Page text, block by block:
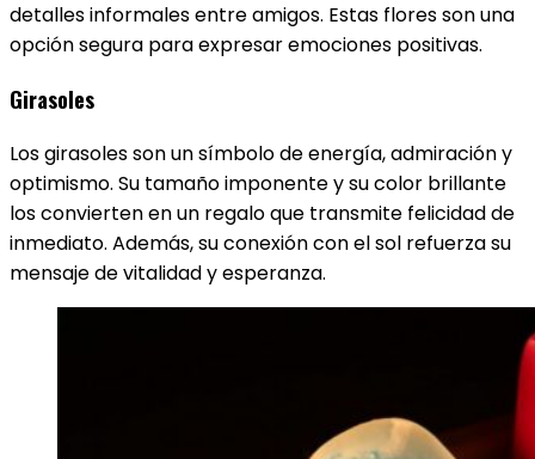
detalles informales entre amigos. Estas flores son una
opción segura para expresar emociones positivas.
Girasoles
Los girasoles son un símbolo de energía, admiración y
optimismo. Su tamaño imponente y su color brillante
los convierten en un regalo que transmite felicidad de
inmediato. Además, su conexión con el sol refuerza su
mensaje de vitalidad y esperanza.